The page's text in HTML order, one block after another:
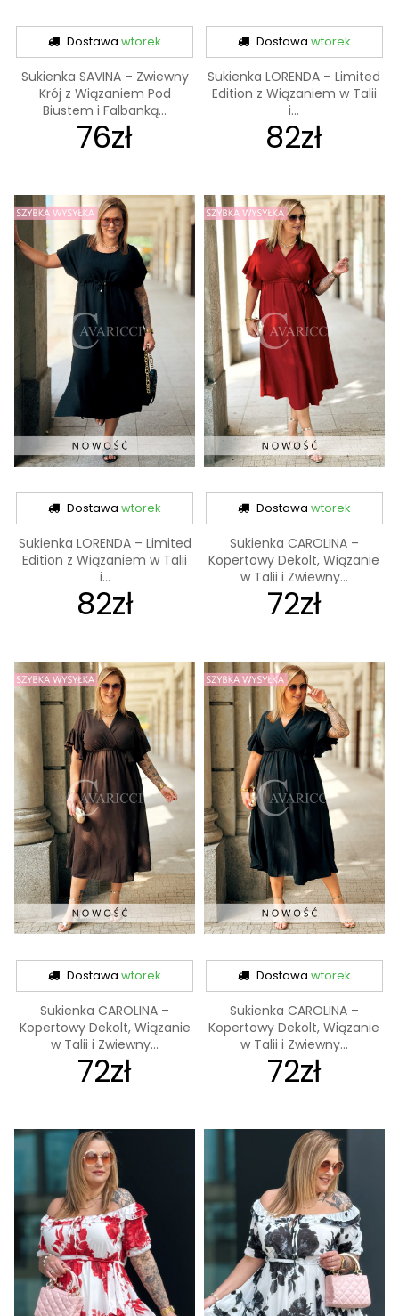
Dostawawtorek
Sukienka SAVINA – Zwiewny
Krój z Wiązaniem Pod
Biustem i Falbanką...
76zł
Dostawa wtorek
Sukienka LORENDA – Limited
Edition z Wiązaniem w Talii
i...
82zł
Dostawawtorek
Sukienka LORENDA – Limited
Edition z Wiązaniem w Talii
i...
82zł
Dostawa wtorek
Sukienka CAROLINA –
Kopertowy Dekolt, Wiązanie
w Talii i Zwiewny...
72zł
Dostawawtorek
Sukienka CAROLINA –
Kopertowy Dekolt, Wiązanie
w Talii i Zwiewny...
72zł
Dostawa wtorek
Sukienka CAROLINA –
Kopertowy Dekolt, Wiązanie
w Talii i Zwiewny...
72zł